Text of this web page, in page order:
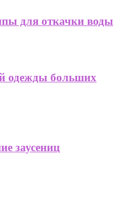
для откачки воды
одежды больших
заусениц